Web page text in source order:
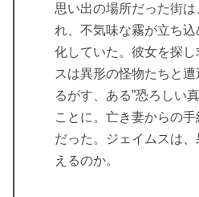
思い出の場所だった街
れ、不気味な霧が立ち
化していた。彼女を探
スは異形の怪物たちと
るがす、ある”恐ろしい
ことに。亡き妻からの
だった。ジェイムスは
えるのか。